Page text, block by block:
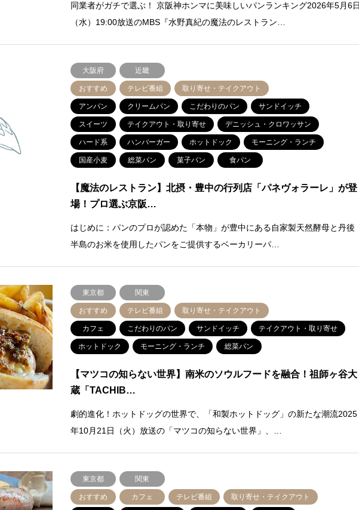
同業者がガチで選ぶ！ 京阪神ホンマに美味しいパンランキング2026年5月6
（水）19:00放送のMBS『水野真紀の魔法のレストラン…
大阪府 近畿
おすすめ テレビ番組 取り寄せ・テイクアウト
アンパン クリームパン こだわりのパン サンドイッチ
スイーツ テイクアウト・取り寄せ デニッシュ・クロワッサン
ハード系 ハンバーガー ホットドック モーニング・ランチ
国産小麦 総菜パン 菓子パン 食パン
【魔法のレストラン】北摂・豊中の行列店「パネヴォラーレ」が登
場！プロ選ぶ京阪…
はじめに：パンのプロが認めた「本物」が豊中にある自家製天然酵母と丹後
半島のお米を使用したパンをご提供するベーカリーパ…
東京都 関東
おすすめ テレビ番組 取り寄せ・テイクアウト
カフェ こだわりのパン サンドイッチ テイクアウト・取り寄せ
ホットドック モーニング・ランチ 総菜パン
【マツコの知らない世界】南米のソウルフードを融合！祖師ヶ谷大
蔵「TACHIB…
劇的進化！ホットドッグの世界で、「和製ホットドッグ」の新たな潮流2025
年10月21日（火）放送の「マツコの知らない世界」、…
東京都 関東
おすすめ カフェ テレビ番組 取り寄せ・テイクアウト